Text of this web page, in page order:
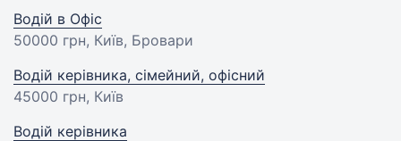
Водій в Офіс
50000 грн, Київ, Бровари
Водій керівника, сімейний, офісний
45000 грн, Київ
Водій керівника